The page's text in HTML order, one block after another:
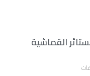
القماشية